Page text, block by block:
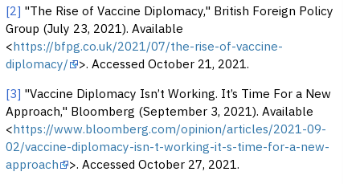
[2] "The Rise of Vaccine Diplomacy," British Foreign Policy
Group (July 23, 2021). Available
<https://bfpg.co.uk/2021/07/the-rise-of-vaccine-
diplomacy/ >. Accessed October 21, 2021.
[3] "Vaccine Diplomacy Isn’t Working. It’s Time For a New
Approach," Bloomberg (September 3, 2021). Available
<https://www.bloomberg.com/opinion/articles/2021-09-
02/vaccine-diplomacy-isn-t-working-it-s-time-for-a-new-
approach >. Accessed October 27, 2021.